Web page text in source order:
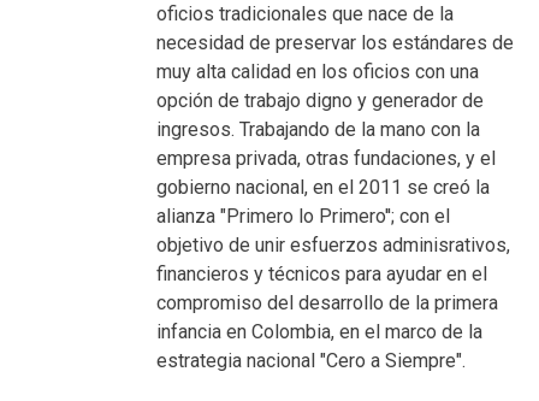
oficios tradicionales que nace de la
necesidad de preservar los estándares de
muy alta calidad en los oficios con una
opción de trabajo digno y generador de
ingresos. Trabajando de la mano con la
empresa privada, otras fundaciones, y el
gobierno nacional, en el 2011 se creó la
alianza "Primero lo Primero''; con el
objetivo de unir esfuerzos adminisrativos,
financieros y técnicos para ayudar en el
compromiso del desarrollo de la primera
infancia en Colombia, en el marco de la
estrategia nacional "Cero a Siempre".